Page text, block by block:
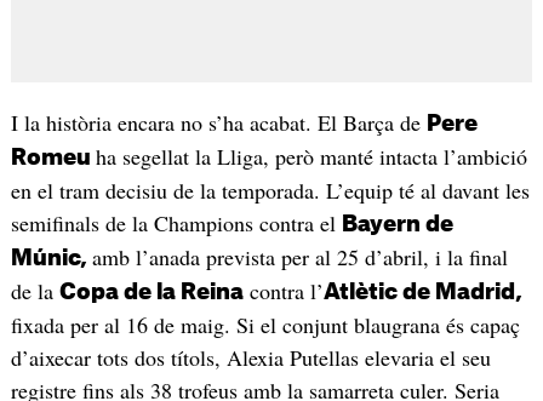
I la història encara no s’ha acabat. El Barça de Pere
Romeu ha segellat la Lliga, però manté intacta l’ambició
en el tram decisiu de la temporada. L’equip té al davant les
semifinals de la Champions contra el Bayern de
Múnic, amb l’anada prevista per al 25 d’abril, i la final
de la Copa de la Reinacontra l’Atlètic de Madrid,
fixada per al 16 de maig. Si el conjunt blaugrana és capaç
d’aixecar tots dos títols, Alexia Putellas elevaria el seu
registre fins als 38 trofeus amb la samarreta culer. Seria